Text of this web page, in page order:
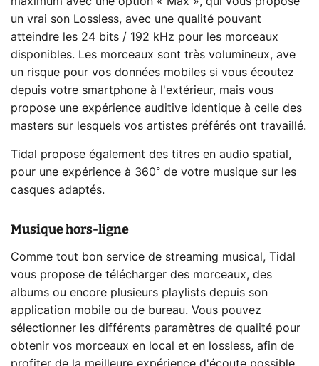
un vrai son Lossless, avec une qualité pouvant
atteindre les 24 bits / 192 kHz pour les morceaux
disponibles. Les morceaux sont très volumineux, ave
un risque pour vos données mobiles si vous écoutez
depuis votre smartphone à l'extérieur, mais vous
propose une expérience auditive identique à celle des
masters sur lesquels vos artistes préférés ont travaillé.
Tidal propose également des titres en audio spatial,
pour une expérience à 360° de votre musique sur les
casques adaptés.
Musique hors-ligne
Comme tout bon service de streaming musical, Tidal
vous propose de télécharger des morceaux, des
albums ou encore plusieurs playlists depuis son
application mobile ou de bureau. Vous pouvez
sélectionner les différents paramètres de qualité pour
obtenir vos morceaux en local et en lossless, afin de
profiter de la meilleure expérience d'écoute possible.